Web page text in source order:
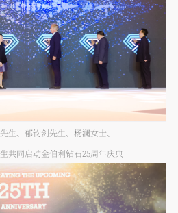
生、郁钧剑先生、杨澜女士、
共同启动金伯利钻石25周年庆典